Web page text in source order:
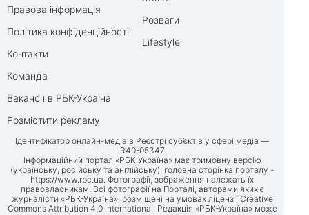
Правова інформація
Політика конфіденційності
Контакти
Команда
Вакансії в РБК-Україна
Розмістити рекламу
Розваги
Lifestyle
Ідентифікатор онлайн-медіа в Реєстрі суб’єктів у сфері медіа —
R40-05347
Інформаційний портал «РБК-Україна» має тримовну версію
(українську, російську та англійську), головна сторінка порталу -
https://www.rbc.ua. Фотографії, зображення належать їх
правовласникам. Всі фотографії на Порталі, авторами яких є
журналісти «РБК-Україна», розміщені на умовах ліцензії Creative
Commons Attribution 4.0 International. Редакція «РБК-Україна» може